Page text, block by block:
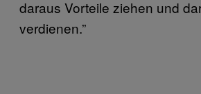
daraus Vorteile ziehen und
verdienen.”